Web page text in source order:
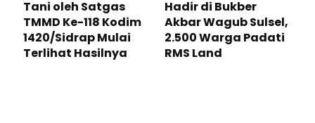
Tani oleh Satgas
TMMD Ke-118 Kodim
1420/Sidrap Mulai
Terlihat Hasilnya
Hadir di Bukber
Akbar Wagub Sulsel,
2.500 Warga Padati
RMS Land